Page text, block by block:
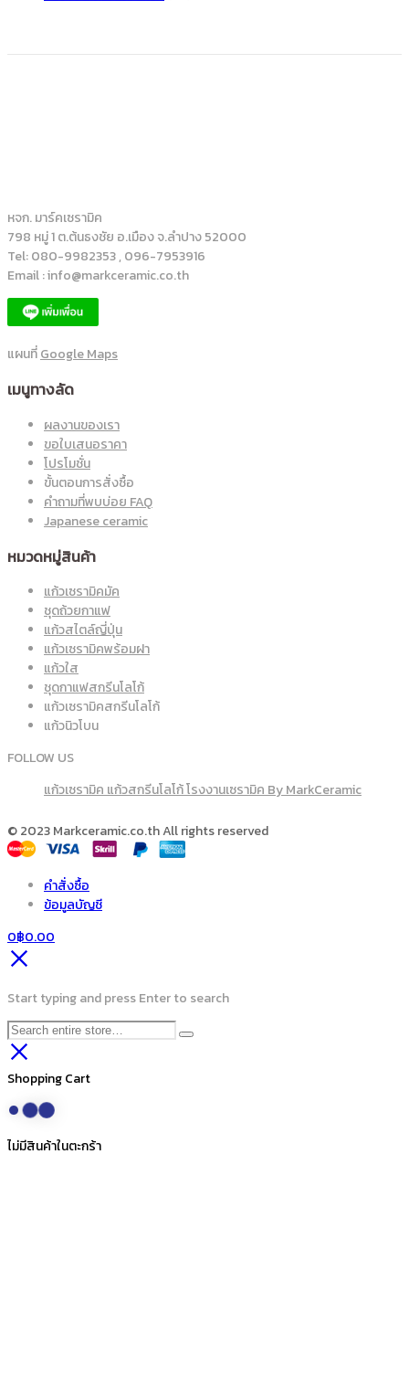
หจก. มาร์คเซรามิค
798 หมู่ 1 ต.ต้นธงชัย อ.เมือง จ.ลำปาง 52000
Tel: 080-9982353 , 096-7953916
Email : info@markceramic.co.th
แผนที่Google Maps
เมนูทางลัด
ผลงานของเรา
ขอใบเสนอราคา
โปรโมชั่น
ขั้นตอนการสั่งซื้อ
คำถามที่พบบ่อย FAQ
Japanese ceramic
หมวดหมู่สินค้า
แก้วเซรามิคมัค
ชุดถ้วยกาแฟ
แก้วสไตล์ญี่ปุ่น
แก้วเซรามิคพร้อมฝา
แก้วใส
ชุดกาแฟสกรีนโลโก้
แก้วเซรามิคสกรีนโลโก้
แก้วนิวโบน
FOLLOW US
แก้วเซรามิค แก้วสกรีนโลโก้ โรงงานเซรามิค By MarkCeramic
© 2023 Markceramic.co.th All rights reserved
คำสั่งซื้อ
ข้อมูลบัญชี
0฿0.00
Start typing and press Enter to search
Shopping Cart
ไม่มีสินค้าในตะกร้า